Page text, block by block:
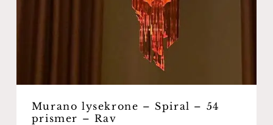
Murano lysekrone – Spiral – 54
prismer – Rav